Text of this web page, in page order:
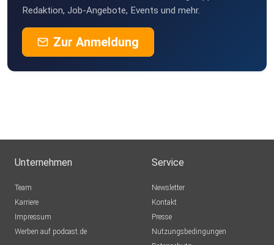
Redaktion, Job-Angebote, Events und mehr.
Zur Anmeldung
Unternehmen
Team
Karriere
Impressum
Werben auf podcast.de
Service
Newsletter
Kontakt
Presse
Nutzungsbedingungen